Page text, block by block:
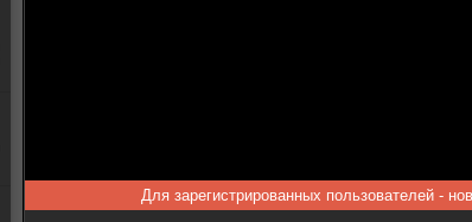
Для зарегистрированных пользователей -